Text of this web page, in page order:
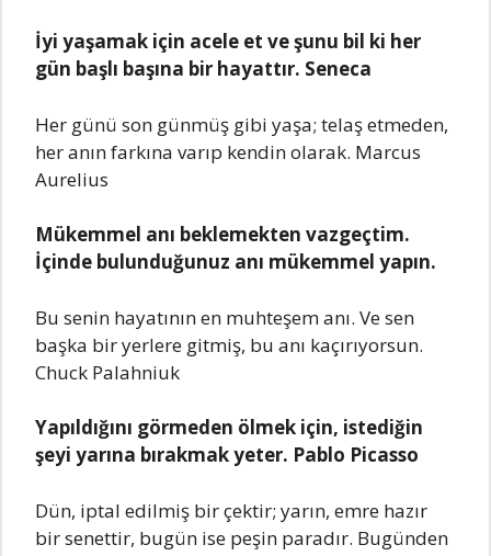
İyi yaşamak için acele et ve şunu bil ki her
gün başlı başına bir hayattır. Seneca
Her günü son günmüş gibi yaşa; telaş etmeden,
her anın farkına varıp kendin olarak. Marcus
Aurelius
Mükemmel anı beklemekten vazgeçtim.
İçinde bulunduğunuz anı mükemmel yapın.
Bu senin hayatının en muhteşem anı. Ve sen
başka bir yerlere gitmiş, bu anı kaçırıyorsun.
Chuck Palahniuk
Yapıldığını görmeden ölmek için, istediğin
şeyi yarına bırakmak yeter. Pablo Picasso
Dün, iptal edilmiş bir çektir; yarın, emre hazır
bir senettir, bugün ise peşin paradır. Bugünden